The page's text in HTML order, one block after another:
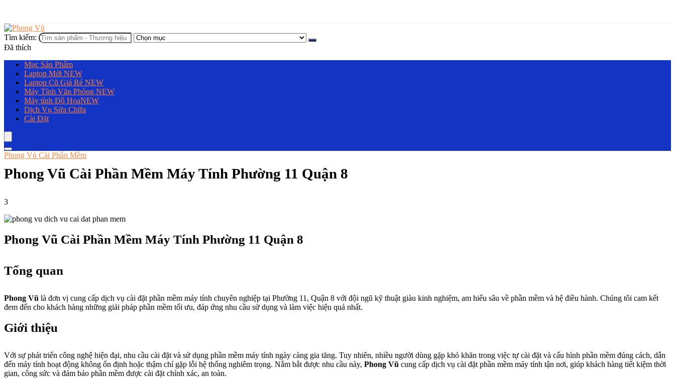
Tìm kiếm:
Đã thích
Mục Sản Phẩm
Laptop Mới NEW
Laptop Cũ Giá Rẻ NEW
Máy Tính Văn Phòng NEW
Máy tính Đồ HọaNEW
Dịch Vụ Sửa Chữa
Cài Đặt
Phong Vủ Cài Phần Mềm
Phong Vũ Cài Phần Mềm Máy Tính Phường 11 Quận 8
3
Phong Vũ Cài Phần Mềm Máy Tính Phường 11 Quận 8
Tổng quan
Phong Vũ là đơn vị cung cấp dịch vụ cài đặt phần mềm máy tính chuyên nghiệp tại Phường 11, Quận 8 với đội ngũ kỹ thuật giàu kinh nghiệm, am hiểu sâu về phần mềm và hệ điều hành. Chúng tôi cam kết
đem đến cho khách hàng những giải pháp phần mềm tối ưu, đáp ứng nhu cầu sử dụng và làm việc hiệu quả nhất.
Giới thiệu
Với sự phát triển công nghệ hiện đại, nhu cầu cài đặt và sử dụng phần mềm máy tính ngày càng gia tăng. Tuy nhiên, nhiều người dùng gặp khó khăn trong việc tự cài đặt và cấu hình phần mềm đúng cách, dẫn
đến máy tính hoạt động không ổn định hoặc thậm chí gặp lỗi hệ thống nghiêm trọng. Nắm bắt được nhu cầu này, Phong Vũ cung cấp dịch vụ cài đặt phần mềm máy tính tận nơi, giúp khách hàng tiết kiệm thời
gian, công sức và đảm bảo phần mềm được cài đặt chính xác, an toàn.